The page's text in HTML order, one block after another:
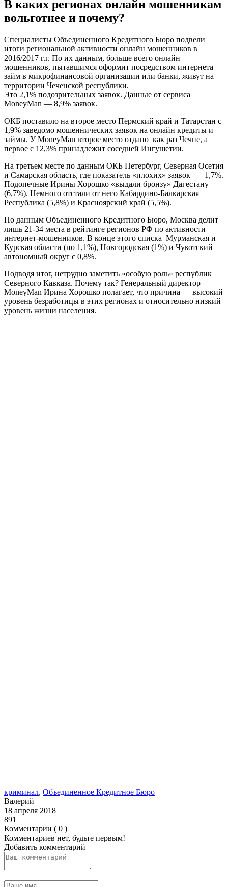
В каких регионах онлайн мошенникам
вольготнее и почему?
Специалисты Объединенного Кредитного Бюро подвели
итоги региональной активности онлайн мошенников в
2016/2017 г.г. По их данным, больше всего онлайн
мошенников, пытавшимся оформит посредством интернета
займ в микрофинансовой организации или банки, живут на
территории Чеченской республики.
Это 2,1% подозрительных заявок. Данные от сервиса
MoneyMan — 8,9% заявок.
ОКБ поставило на второе место Пермский край и Татарстан с
1,9% заведомо мошеннических заявок на онлайн кредиты и
займы. У MoneyMan второе место отдано как раз Чечне, а
первое с 12,3% принадлежит соседней Ингушетии.
На третьем месте по данным ОКБ Петербург, Северная Осетия
и Самарская область, где показатель «плохих» заявок — 1,7%.
Подопечные Ирины Хорошко «выдали бронзу» Дагестану
(6,7%). Немного отстали от него Кабардино-Балкарская
Республика (5,8%) и Красноярский край (5,5%).
По данным Объединенного Кредитного Бюро, Москва делит
лишь 21-34 места в рейтинге регионов РФ по активности
интернет-мошенников. В конце этого списка Мурманская и
Курская области (по 1,1%), Новгородская (1%) и Чукотский
автономный округ с 0,8%.
Подводя итог, нетрудно заметить «особую роль» республик
Северного Кавказа. Почему так? Генеральный директор
MoneyMan Ирина Хорошко полагает, что причина — высокий
уровень безработицы в этих регионах и относительно низкий
уровень жизни населения.
криминал, Объединенное Кредитное Бюро
Валерий
18 апреля 2018
891
Комментарии ( 0 )
Комментариев нет, будьте первым!
Добавить комментарий